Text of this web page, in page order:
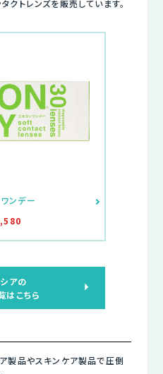
クトレンズを販売しています。
ンデー
アの
はこちら
ア製品やスキンケア製品で圧倒